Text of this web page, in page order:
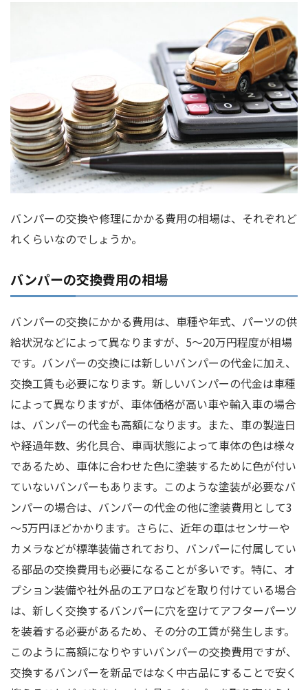
バンパーの交換や修理にかかる費用の相場は、それぞれど
れくらいなのでしょうか。
バンパーの交換費用の相場
バンパーの交換にかかる費用は、車種や年式、パーツの供
給状況などによって異なりますが、5～20万円程度が相場
です。バンパーの交換には新しいバンパーの代金に加え、
交換工賃も必要になります。新しいバンパーの代金は車種
によって異なりますが、車体価格が高い車や輸入車の場合
は、バンパーの代金も高額になります。また、車の製造日
や経過年数、劣化具合、車両状態によって車体の色は様々
であるため、車体に合わせた色に塗装するために色が付い
ていないバンパーもあります。このような塗装が必要なバ
ンパーの場合は、バンパーの代金の他に塗装費用として3
～5万円ほどかかります。さらに、近年の車はセンサーや
カメラなどが標準装備されており、バンパーに付属してい
る部品の交換費用も必要になることが多いです。特に、オ
プション装備や社外品のエアロなどを取り付けている場合
は、新しく交換するバンパーに穴を空けてアフターパーツ
を装着する必要があるため、その分の工賃が発生します。
このように高額になりやすいバンパーの交換費用ですが、
交換するバンパーを新品ではなく中古品にすることで安く